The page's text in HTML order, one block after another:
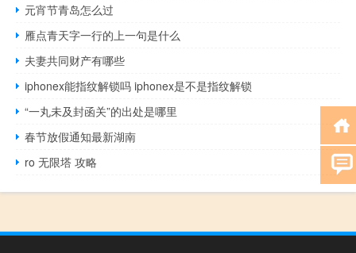
元宵节青岛怎么过
雁点青天字一行的上一句是什么
夫妻共同财产有哪些
iphonex能指纹解锁吗 iphonex是不是指纹解锁
“一丸未及封函关”的出处是哪里
春节放假通知最新湖南
ro 无限塔 攻略